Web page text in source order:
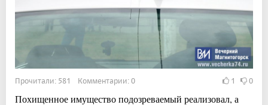
Прочитали: 581 Комментарии: 0 1 0
Похищенное имущество подозреваемый реализовал, а